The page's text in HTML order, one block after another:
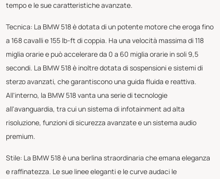
tempo e le sue caratteristiche avanzate.
Tecnica: La BMW 518 è dotata di un potente motore che eroga fino
a 168 cavalli e 155 lb-ft di coppia. Ha una velocità massima di 118
miglia orarie e può accelerare da 0 a 60 miglia orarie in soli 9,5
secondi. La BMW 518 è inoltre dotata di sospensioni e sistemi di
sterzo avanzati, che garantiscono una guida fluida e reattiva.
All'interno, la BMW 518 vanta una serie di tecnologie
all'avanguardia, tra cui un sistema di infotainment ad alta
risoluzione, funzioni di sicurezza avanzate e un sistema audio
premium.
Stile: La BMW 518 è una berlina straordinaria che emana eleganza
e raffinatezza. Le sue linee eleganti e le curve audaci le